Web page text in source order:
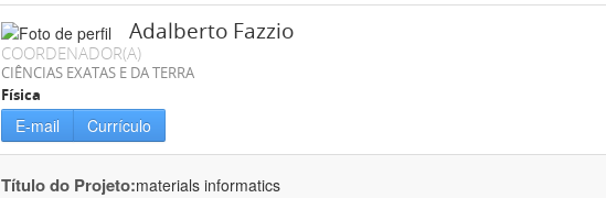
Adalberto Fazzio
COORDENADOR(A)
CIÊNCIAS EXATAS E DA TERRA
Física
E-mail Currículo
Título do Projeto:materials informatics